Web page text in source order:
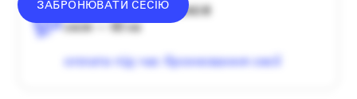
ЗАБРОНЮВАТИ СЕСІЮ
середній донат — 1340 ₴
сесія — 60 хв
оплата під час бронювання сесії